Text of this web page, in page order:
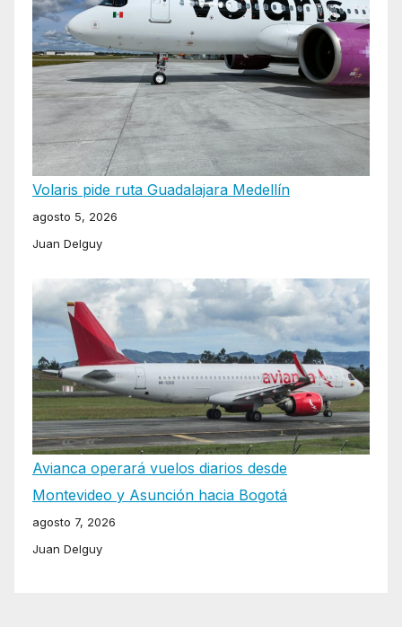
Volaris pide ruta Guadalajara Medellín
agosto 5, 2026
Juan Delguy
Avianca operará vuelos diarios desde
Montevideo y Asunción hacia Bogotá
agosto 7, 2026
Juan Delguy